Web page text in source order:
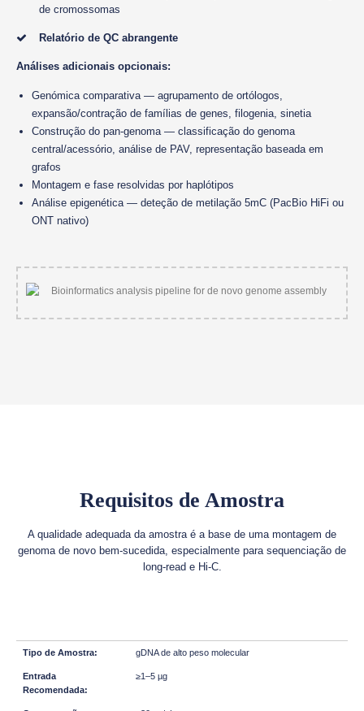
de cromossomas
Relatório de QC abrangente
Análises adicionais opcionais:
Genómica comparativa — agrupamento de ortólogos,
expansão/contração de famílias de genes, filogenia, sinetia
Construção do pan-genoma — classificação do genoma
central/acessório, análise de PAV, representação baseada em
grafos
Montagem e fase resolvidas por haplótipos
Análise epigenética — deteção de metilação 5mC (PacBio HiFi ou
ONT nativo)
Requisitos de Amostra
A qualidade adequada da amostra é a base de uma montagem de
genoma de novo bem-sucedida, especialmente para sequenciação de
long-read e Hi-C.
gDNA de alto peso molecular
≥1–5 µg